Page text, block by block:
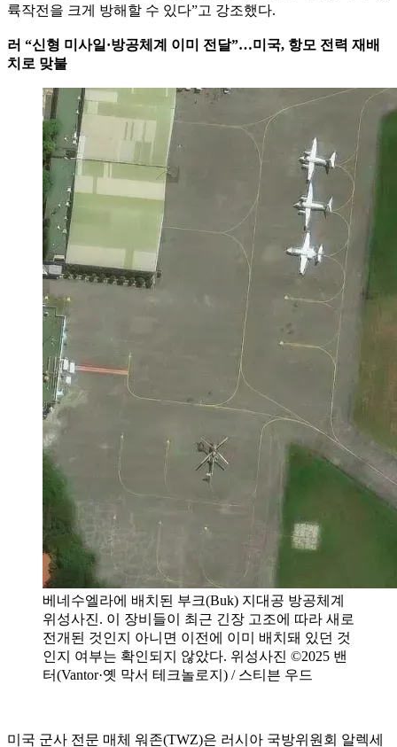
륙작전을 크게 방해할 수 있다”고 강조했다.
러 “신형 미사일·방공체계 이미 전달”…미국, 항모 전력 재배
치로 맞불
베네수엘라에 배치된 부크(Buk) 지대공 방공체계
위성사진. 이 장비들이 최근 긴장 고조에 따라 새로
전개된 것인지 아니면 이전에 이미 배치돼 있던 것
인지 여부는 확인되지 않았다. 위성사진 ©2025 밴
터(Vantor·옛 막서 테크놀로지) / 스티븐 우드
미국 군사 전문 매체 워존(TWZ)은 러시아 국방위원회 알렉세